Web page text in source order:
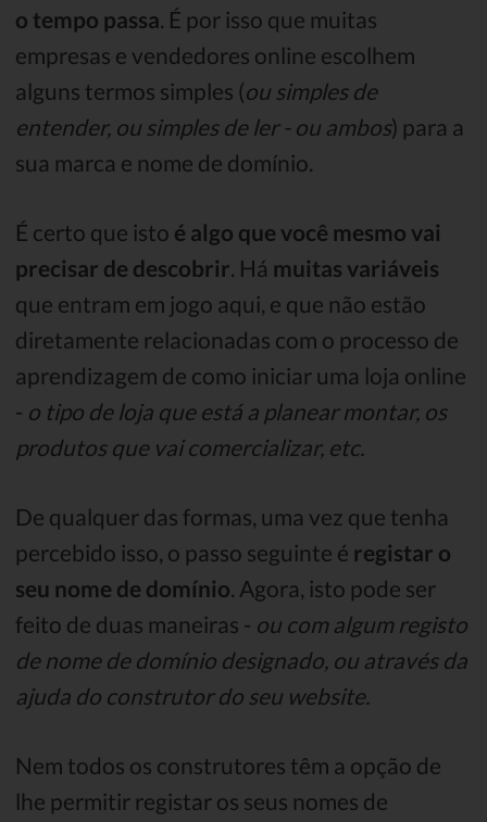
o tempo passa . É por isso que muitas
empresas e vendedores online escolhem
alguns termos simples (ou simples de
entender, ou simples de ler - ou ambos) para a
sua marca e nome de domínio.
É certo que isto é algo que você mesmo vai
precisar de descobrir . Há muitas variáveis
que entram em jogo aqui, e que não estão
diretamente relacionadas com o processo de
aprendizagem de como iniciar uma loja online
- o tipo de loja que está a planear montar, os
produtos que vai comercializar, etc.
De qualquer das formas, uma vez que tenha
percebido isso, o passo seguinte é registar o
seu nome de domínio . Agora, isto pode ser
feito de duas maneiras - ou com algum registo
de nome de domínio designado, ou através da
ajuda do construtor do seu website.
Nem todos os construtores têm a opção de
lhe permitir registar os seus nomes de